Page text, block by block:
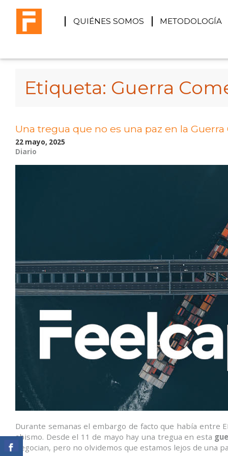
QUIÉNES SOMOS METODOLOGÍA
Etiqueta: Guerra
Una tregua que no es una paz en la
22 mayo, 2025
Diario
Durante semanas el embargo de facto que había entre
abismo. Desde el 11 de mayo hay una tregua en esta
negocian, pero no olvidemos que estamos lejos de una